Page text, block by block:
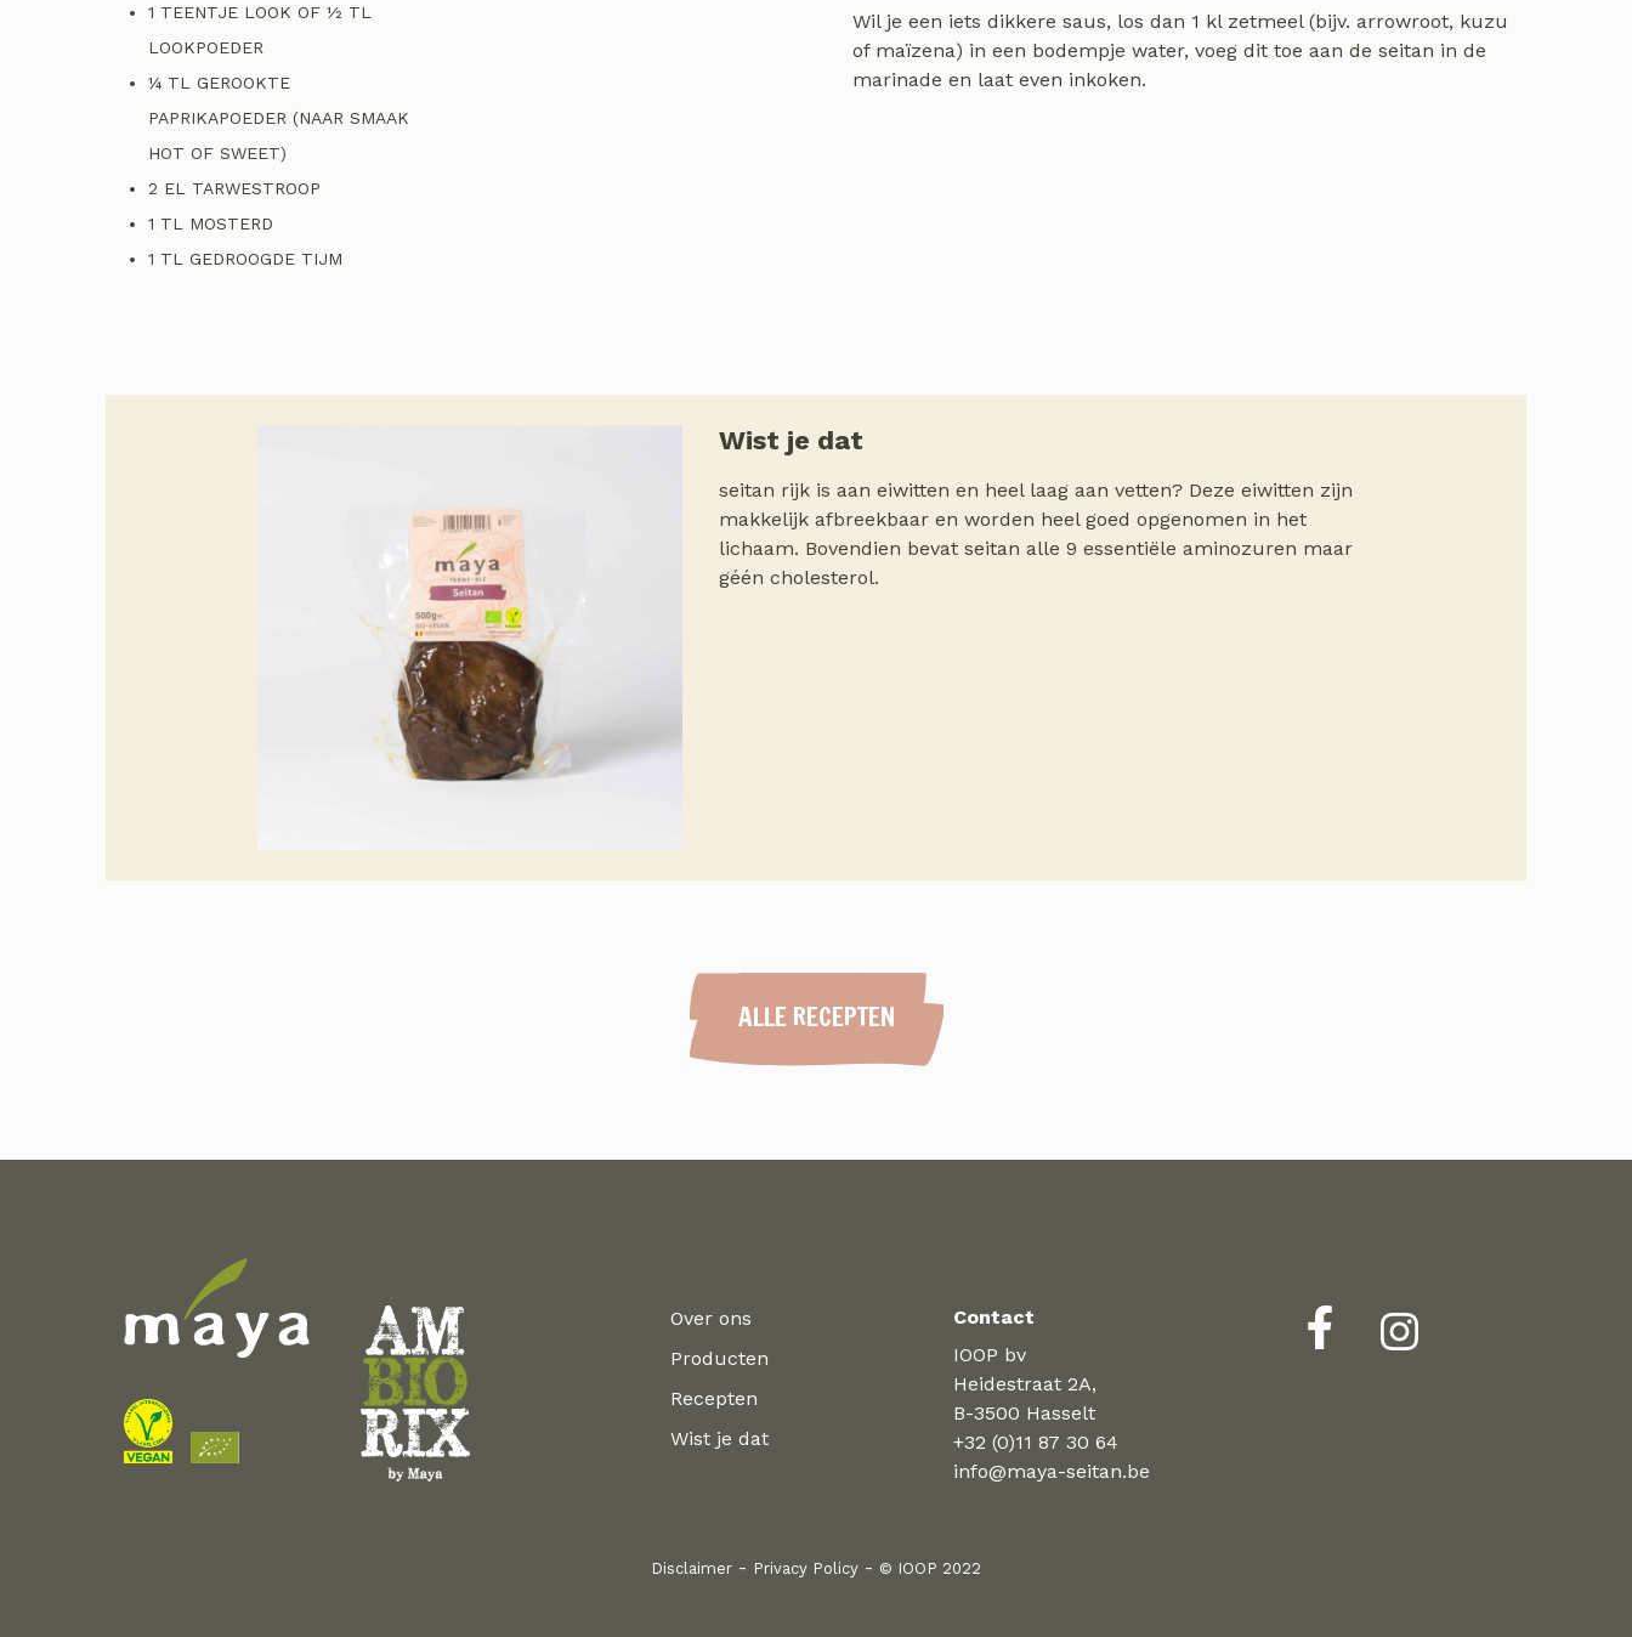
1 TEENTJE LOOK OF ½ TL
LOOKPOEDER
¼ TL GEROOKTE
PAPRIKAPOEDER (NAAR SMAAK
HOT OF SWEET)
2 EL TARWESTROOP
1 TL MOSTERD
1 TL GEDROOGDE TIJM
Wil je een iets dikkere saus, los dan 1 kl zetmeel (bijv. arrowroot, kuzu
of maïzena) in een bodempje water, voeg dit toe aan de seitan in de
marinade en laat even inkoken.
Wist je dat
seitan rijk is aan eiwitten en heel laag aan vetten? Deze eiwitten zijn
makkelijk afbreekbaar en worden heel goed opgenomen in het
lichaam. Bovendien bevat seitan alle 9 essentiële aminozuren maar
géén cholesterol.
ALLE RECEPTEN
Over ons
Producten
Recepten
Wist je dat
Contact
IOOP bv
Heidestraat 2A,
B-3500 Hasselt
+32 (0)11 87 30 64
info@maya-seitan.be
Disclaimer Privacy Policy © IOOP 2022